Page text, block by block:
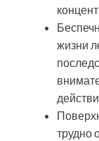
жизни
трудно